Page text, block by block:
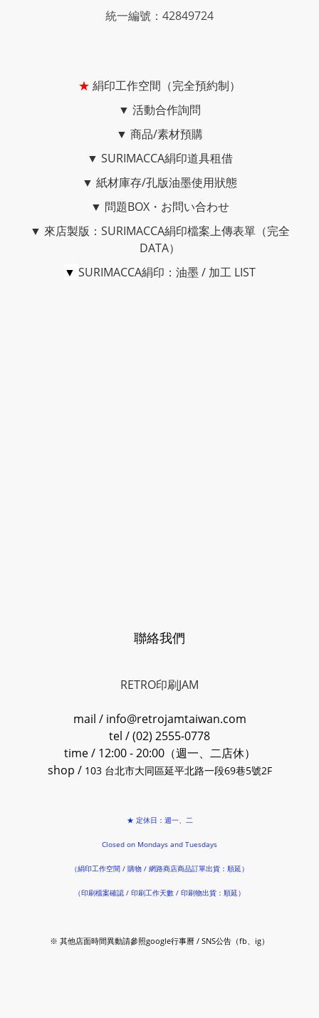
統一編號：42849724
★ 絹印工作空間（完全預約制）
▼ 活動合作詢問
▼ 商品/素材預購
▼ SURIMACCA絹印道具租借
▼ 紙材庫存/孔版油墨使用狀態
▼ 問題BOX・お問い合わせ
▼ 來店製版：SURIMACCA絹印檔案上傳表單（完全
DATA）
▼ SURIMACCA絹印：油墨 / 加工 LIST
聯絡我們
RETRO印刷JAM
mail / info@retrojamtaiwan.com
tel / (02) 2555-0778
time / 12:00 - 20:00（週一、二店休）
shop / 103 台北市大同區延平北路一段69巷5號2F
★ 定休日：週一、二
Closed on Mondays and Tuesdays
（絹印工作空間 / 購物 / 網路商店商品訂單出貨：順延）
（印刷檔案確認 / 印刷工作天數 / 印刷物出貨：順延）
※ 其他店面時間異動請參照google行事曆 / SNS公告（fb、ig）